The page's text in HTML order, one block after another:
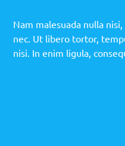
Nam malesuada nulla
nec. Ut libero tortor,
nisi. In enim ligula,